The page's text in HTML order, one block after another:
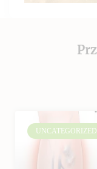
UNCATEGORIZED